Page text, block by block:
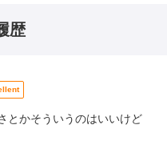
歴
とかそういうのはいいけど